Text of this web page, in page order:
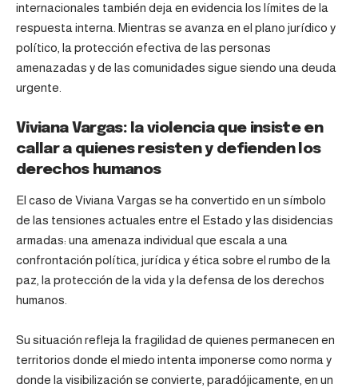
internacionales también deja en evidencia los límites de la
respuesta interna. Mientras se avanza en el plano jurídico y
político, la protección efectiva de las personas
amenazadas y de las comunidades sigue siendo una deuda
urgente.
Viviana Vargas: la violencia que insiste en
callar a quienes resisten y defienden los
derechos humanos
El caso de Viviana Vargas se ha convertido en un símbolo
de las tensiones actuales entre el Estado y las disidencias
armadas: una amenaza individual que escala a una
confrontación política, jurídica y ética sobre el rumbo de la
paz, la protección de la vida y la defensa de los derechos
humanos.
Su situación refleja la fragilidad de quienes permanecen en
territorios donde el miedo intenta imponerse como norma y
donde la visibilización se convierte, paradójicamente, en un